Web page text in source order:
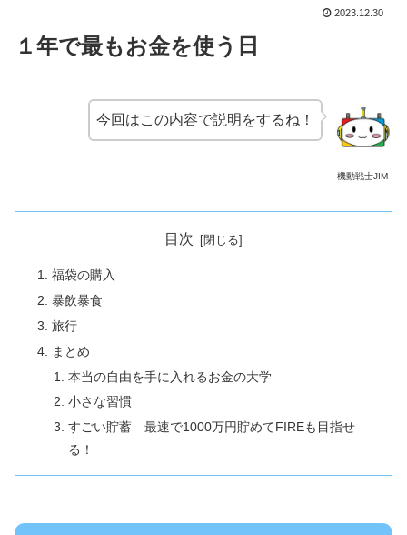
2023.12.30
１年で最もお金を使う日
機動戦士JIM
今回はこの内容で説明をするね！
目次
福袋の購入
暴飲暴食
旅行
まとめ
本当の自由を手に入れるお金の大学
小さな習慣
すごい貯蓄 最速で1000万円貯めてFIREも目指せ
る！